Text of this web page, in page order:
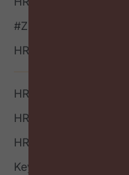
#ZigZagHR NXT
HR Outside-in Inspiratie
HR Boek
HR Index
HR Nieuwsbrief
Keynote